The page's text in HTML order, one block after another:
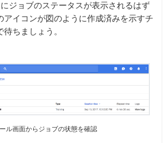
ジョブのステータスが表示されるはず
アイコンが図のように作成済みを示すチ
ちましょう。
ル画面からジョブの状態を確認